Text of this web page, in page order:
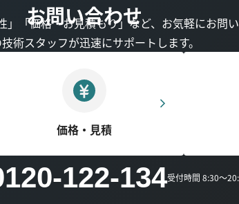
お問い合わせ
」「価格・お見積もり」など、お気軽にお問
術スタッフが迅速にサポートします。
価格・見積
122-134受付時間 8:30～